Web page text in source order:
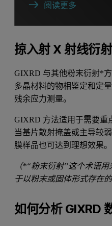
阅读更多
掠入射 X 射线衍
GIXRD 与其他粉末衍射*
多晶材料的物相鉴定和定
残余应力测量。
GIXRD 方法适用于需要重
当基片散射掩盖或主导较
膜样品也可达到理想效果。
（*“粉末衍射”这个术语
于以粉末或固体形式存在
如何分析 GIXRD